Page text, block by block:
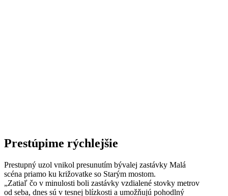
Prestúpime rýchlejšie
Prestupný uzol vnikol presunutím bývalej zastávky Malá
scéna priamo ku križovatke so Starým mostom.
„Zatiaľ čo v minulosti boli zastávky vzdialené stovky metrov
od seba, dnes sú v tesnej blízkosti a umožňujú pohodlný